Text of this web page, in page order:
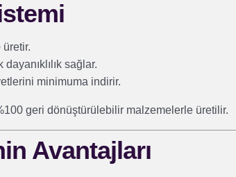
üretir.
sağlar.
minimuma indirir.
geri dönüştürülebilir malzemelerle üretilir.
Avantajları